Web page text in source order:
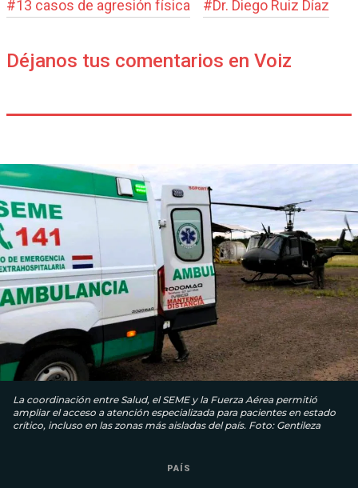
#13 casos de agresión física #Dr. Diego Ruiz Díaz
Déjanos tus comentarios en Voiz
La coordinación entre Salud, el SEME y la Fuerza Aérea permitió
ampliar el acceso a atención especializada para pacientes en estado
crítico, incluso en las zonas más aisladas del país. Foto: Gentileza
PAÍS